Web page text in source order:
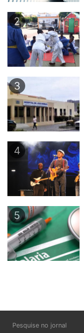
2
3
4
5
Pesquise no jornal